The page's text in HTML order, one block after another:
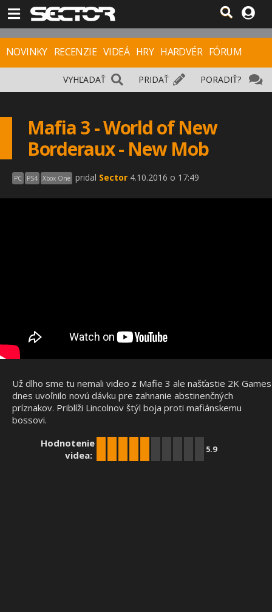
NOVINKY RECENZIE VIDEÁ HRY HARDVÉR FÓRUM
PORADIŤ?
PRIDAŤ
VYHĽADAŤ
Mafia 3 - World of New
Borderaux - New Mob
PC PS4 Xbox One pridal Sector 4.10.2016 o 17:49
Už dlho sme tu nemali video z Mafie 3 ale našťastie 2K Games
dnes uvoľnilo novú dávku pre zahnanie abstinenčných
príznakov. Priblíži Lincolnov štýl boja proti mafiánskemu
bossovi.
Hodnotenie
videa:
5.9